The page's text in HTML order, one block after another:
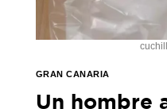
GRAN CANARIA
Un hombre